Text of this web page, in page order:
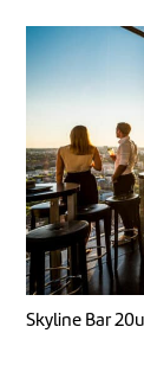
Skyline Bar